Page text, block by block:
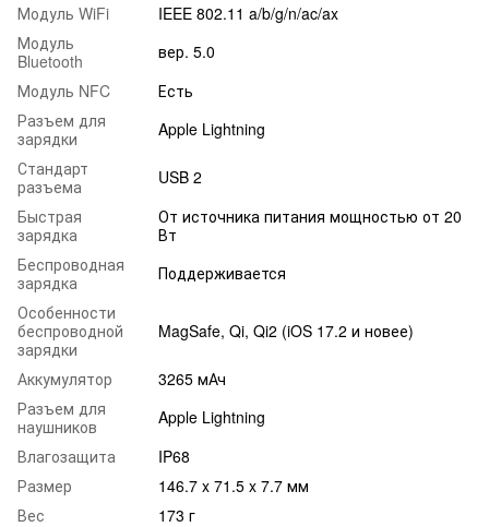
Модуль WiFi
IEEE 802.11 a/b/g/n/ac/ax
Модуль
Bluetooth
вер. 5.0
Модуль NFC
Есть
Разъем для
зарядки
Apple Lightning
Стандарт
разъема
USB 2
Быстрая
зарядка
От источника питания мощностью от 20
Вт
Беспроводная
зарядка
Поддерживается
Особенности
беспроводной
зарядки
MagSafe, Qi, Qi2 (iOS 17.2 и новее)
Аккумулятор
3265 мАч
Разъем для
наушников
Apple Lightning
Влагозащита
IP68
Размер
146.7 x 71.5 x 7.7 мм
Вес
173 г